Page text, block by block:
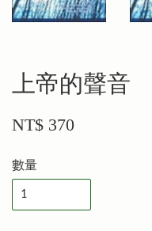
上帝的聲音
NT$ 370
數量